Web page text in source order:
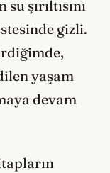
şırıltısını
gizli.
yaşam
devam